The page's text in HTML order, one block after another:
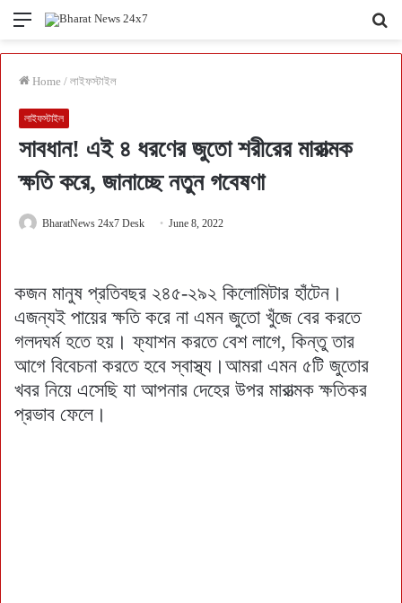
Menu
Home / লাইফস্টাইল
লাইফস্টাইল
সাবধান! এই ৪ ধরণের জুতো শরীরের মারাত্মক
ক্ষতি করে, জানাচ্ছে নতুন গবেষণা
BharatNews 24x7 Desk June 8, 2022
কজন মানুষ প্রতিবছর ২৪৫-২৯২ কিলোমিটার হাঁটেন।
এজন্যই পায়ের ক্ষতি করে না এমন জুতো খুঁজে বের করতে
গলদঘর্ম হতে হয়। ফ্যাশন করতে বেশ লাগে, কিন্তু তার
আগে বিবেচনা করতে হবে স্বাস্থ্য।আমরা এমন ৫টি জুতোর
খবর নিয়ে এসেছি যা আপনার দেহের উপর মারাত্মক ক্ষতিকর
প্রভাব ফেলে।